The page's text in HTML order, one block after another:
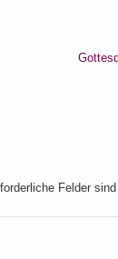
Felder